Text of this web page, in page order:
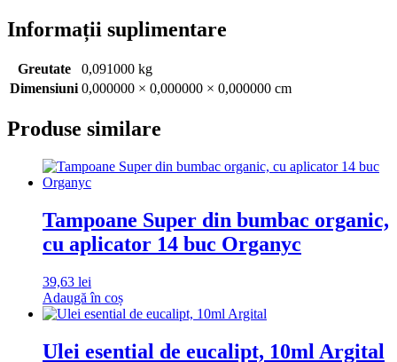
Informații suplimentare
Greutate
0,091000 kg
Dimensiuni 0,000000 × 0,000000 × 0,000000 cm
Produse similare
Tampoane Super din bumbac organic,
cu aplicator 14 buc Organyc
39,63 lei
Adaugă în coș
Ulei esential de eucalipt, 10ml Argital